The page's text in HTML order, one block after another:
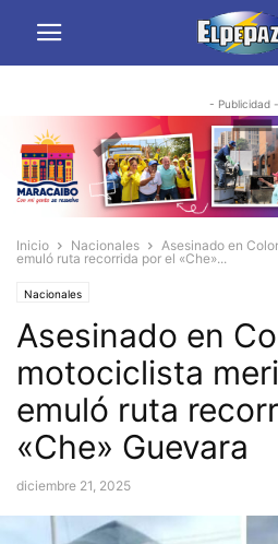
- Publicidad -
Inicio Nacionales
Asesinado en
emuló ruta recorrida por el «Che»...
Nacionales
Asesinado en
motociclista
emuló ruta
«Che» Guevara
diciembre 21, 2025